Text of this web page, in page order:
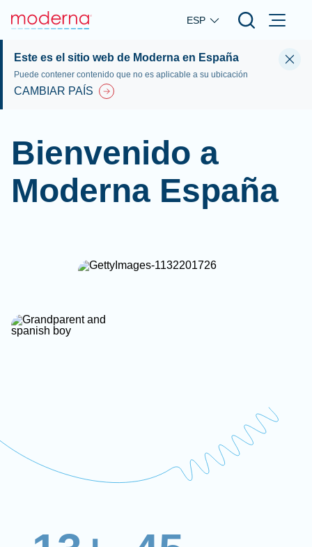
Skip to main content
ESP
Este es el sitio web de Moderna en España
Puede contener contenido que no es aplicable a su ubicación
CAMBIAR PAÍS
Bienvenido a
Moderna España